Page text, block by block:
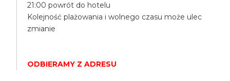
21:00 powrót do hotelu
Kolejność plażowania i wolnego czasu może ulec
zmianie
ODBIERAMY Z ADRESU